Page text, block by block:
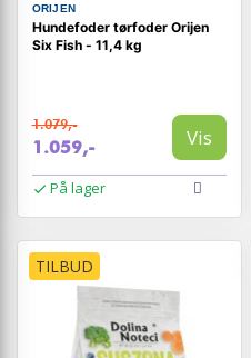
ORIJEN
Hundefoder tørfoder Orijen
Six Fish - 11,4 kg
1.079,-
1.059,- Vis
På lager
TILBUD